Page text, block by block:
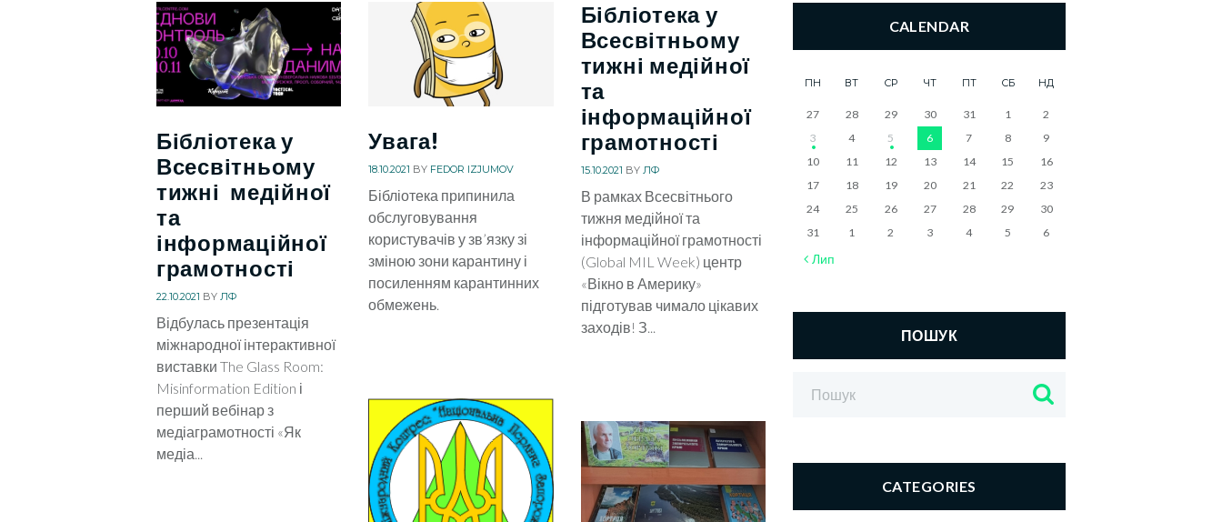
Бібліотека у
Всесвітньому
тижні медійної
та
інформаційної
грамотності
22.10.2021 BY ЛФ
Відбулась презентація
міжнародної інтерактивної
виставки The Glass Room:
Misinformation Edition і
перший вебінар з
медіаграмотності «Як
медіа...
Увага!
18.10.2021 BY FEDOR IZJUMOV
Бібліотека припинила
обслуговування
користувачів у зв’язку зі
зміною зони карантину і
посиленням карантинних
обмежень.
Бібліотека у
Всесвітньому
тижні медійної
та
інформаційної
грамотності
15.10.2021 BY ЛФ
В рамках Всесвітнього
тижня медійної та
інформаційної грамотності
(Global MIL Week) центр
«Вікно в Америку»
підготував чимало цікавих
заходів! З...
CALENDAR
ПН ВТ СР ЧТ ПТ СБ НД
27 28 29 30 31 1
2
3
4 5 6 7 8
9
10
11 12 13 14 15
16
17
18 19 20 21 22
23
24
25 26 27 28 29
30
31
1 2 3 4 5 6
Лип
ПОШУК
CATEGORIES